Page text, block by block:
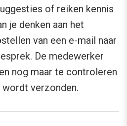
of reiken kennis
je denken aan het
van een e-mail naar
De medewerker
nog maar te controleren
verzonden.